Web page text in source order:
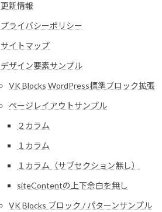
更新情報
プライバシーポリシー
サイトマップ
デザイン要素サンプル
VK Blocks WordPress標準ブロック拡張
ページレイアウトサンプル
２カラム
１カラム
１カラム（サブセクション無し）
siteContentの上下余白を無し
VK Blocks ブロック / パターンサンプル